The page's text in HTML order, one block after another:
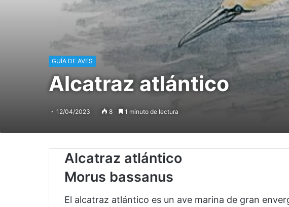
GUÍA DE AVES
Alcatraz atlántico
12/04/2023 8 1 minuto de lectura
Alcatraz atlántico
Morus bassanus
El alcatraz atlántico es un ave marina de gran